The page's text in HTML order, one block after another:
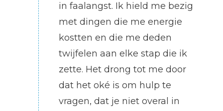
in faalangst. Ik hield me bezig
met dingen die me energie
kostten en die me deden
twijfelen aan elke stap die ik
zette. Het drong tot me door
dat het oké is om hulp te
vragen, dat je niet overal in